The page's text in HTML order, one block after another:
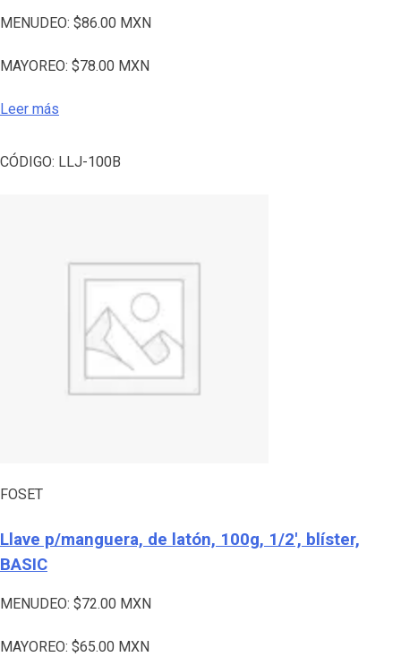
MENUDEO: $86.00 MXN
MAYOREO: $78.00 MXN
Leer más
CÓDIGO: LLJ-100B
FOSET
Llave p/manguera, de latón, 100g, 1/2′, blíster,
BASIC
MENUDEO: $72.00 MXN
MAYOREO: $65.00 MXN